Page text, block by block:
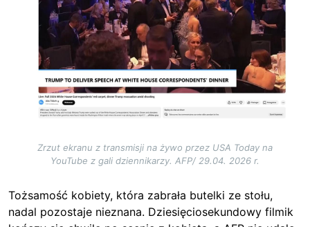
Zrzut ekranu z transmisji na żywo przez USA Today na
YouTube z gali dziennikarzy. AFP/ 29.04. 2026 r.
Tożsamość kobiety, która zabrała butelki ze stołu,
nadal pozostaje nieznana. Dziesięciosekundowy filmik